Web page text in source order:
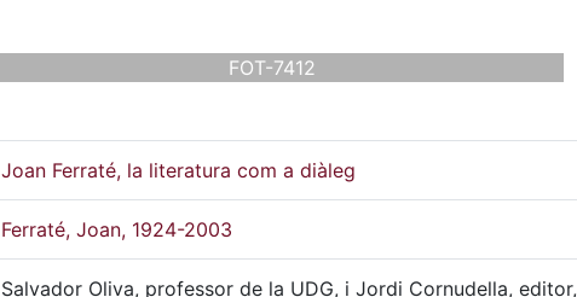
FOT-7412
Joan Ferraté, la literatura com a diàleg
Ferraté, Joan, 1924-2003
Salvador Oliva, professor de la UDG, i Jordi Cornudella, editor,